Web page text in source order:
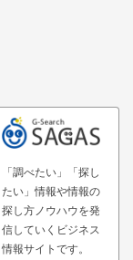
「調べたい」「探し
たい」情報や情報の
探し方ノウハウを発
信していくビジネス
情報サイトです。